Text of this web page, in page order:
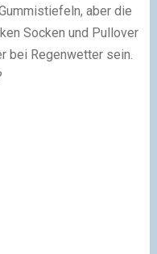
aber die
Socken und Pullover
bei Regenwetter sein.